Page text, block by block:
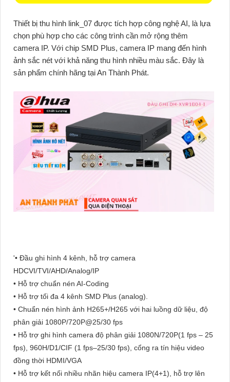
Thiết bị thu hình link_07 được tích hợp công nghệ AI, là lựa
chọn phù hợp cho các công trình cần mở rộng thêm
camera IP. Với chip SMD Plus, camera IP mang đến hình
ảnh sắc nét với khả năng thu hình nhiều màu sắc. Đây là
sản phẩm chính hãng tại An Thành Phát.
'• Đầu ghi hình 4 kênh, hỗ trợ camera
HDCVI/TVI/AHD/Analog/IP
• Hỗ trợ chuẩn nén AI-Coding
• Hỗ trợ tối đa 4 kênh SMD Plus (analog).
• Chuẩn nén hình ảnh H265+/H265 với hai luồng dữ liệu, độ
phân giải 1080P/720P@25/30 fps
• Hỗ trợ ghi hình camera độ phân giải 1080N/720P(1 fps – 25
fps), 960H/D1/CIF (1 fps–25/30 fps), cổng ra tín hiệu video
đồng thời HDMI/VGA
• Hỗ trợ kết nối nhiều nhãn hiệu camera IP(4+1), hỗ trợ lên